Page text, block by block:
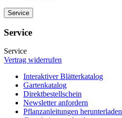
Service
Service
Service
Vertrag widerrufen
Interaktiver Blätterkatalog
Gartenkatalog
Direktbestellschein
Newsletter anfordern
Pflanzanleitungen herunterladen